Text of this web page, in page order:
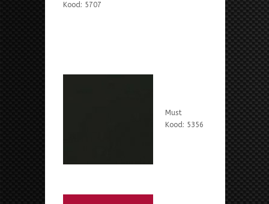
Kood: 5707
Must
Kood: 5356